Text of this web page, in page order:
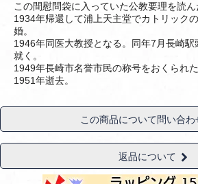
この間慰問袋に入っていた公教要理を読ん
1934年帰還して浦上天主堂でカトリック
婚。
1946年同医大教授となる。同年7月長崎駅
就く。
1949年長崎市名誉市民の称号をおくられた
1951年逝去。
この商品について問い合わ
返品について